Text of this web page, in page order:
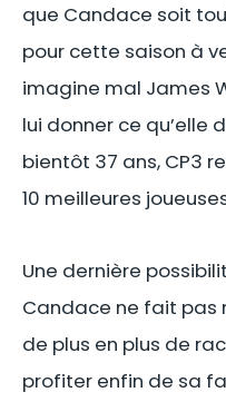
que Candace soit
pour cette saison à
imagine mal James
lui donner ce qu’elle
bientôt 37 ans, CP3
10 meilleures
Une dernière
Candace ne fait pas
de plus en plus de
profiter enfin de sa